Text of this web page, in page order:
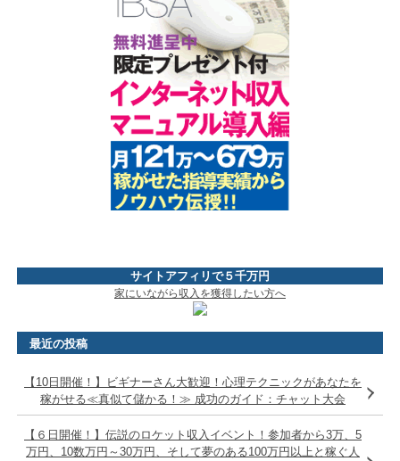
サイトアフィリで５千万円
家にいながら収入を獲得したい方へ
最近の投稿
【10日開催！】ビギナーさん大歓迎！心理テクニックがあなたを
稼がせる≪真似て儲かる！≫ 成功のガイド：チャット大会
【６日開催！】伝説のロケット収入イベント！参加者から3万、5
万円、10数万円～30万円、そして夢のある100万円以上と稼ぐ人